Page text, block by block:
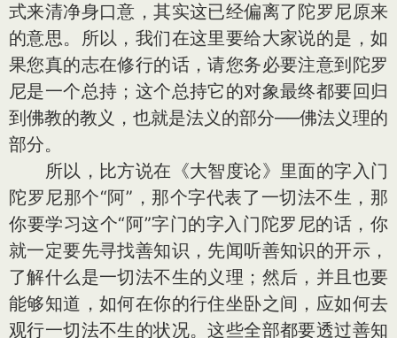
式来清净身口意，其实这已经偏离了陀罗尼原来
的意思。所以，我们在这里要给大家说的是，如
果您真的志在修行的话，请您务必要注意到陀罗
尼是一个总持；这个总持它的对象最终都要回归
到佛教的教义，也就是法义的部分──佛法义理的
部分。
所以，比方说在《大智度论》里面的字入门
陀罗尼那个“阿”，那个字代表了一切法不生，那
你要学习这个“阿”字门的字入门陀罗尼的话，你
就一定要先寻找善知识，先闻听善知识的开示，
了解什么是一切法不生的义理；然后，并且也要
能够知道，如何在你的行住坐卧之间，应如何去
观行一切法不生的状况。这些全部都要透过善知